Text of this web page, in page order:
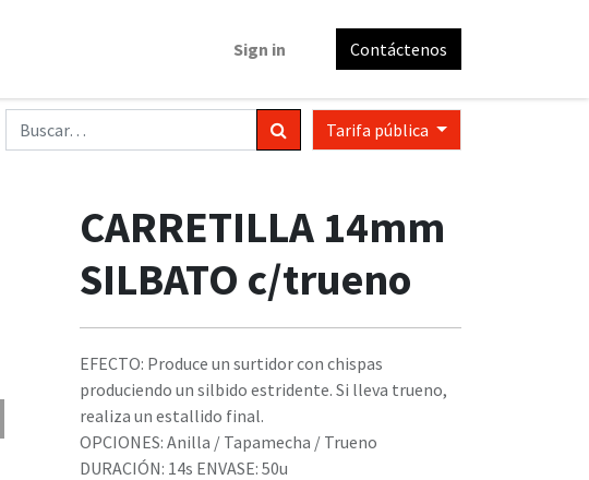
Sign in Contáctenos
Tarifa pública
CARRETILLA 14mm
SILBATO c/trueno
EFECTO: Produce un surtidor con chispas
produciendo un silbido estridente. Si lleva trueno,
realiza un estallido final.
OPCIONES: Anilla / Tapamecha / Trueno
DURACIÓN: 14s ENVASE: 50u